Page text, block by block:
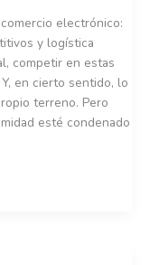
electrónico:
y logística
competir en estas
en cierto sentido, lo
terreno. Pero
esté condenado